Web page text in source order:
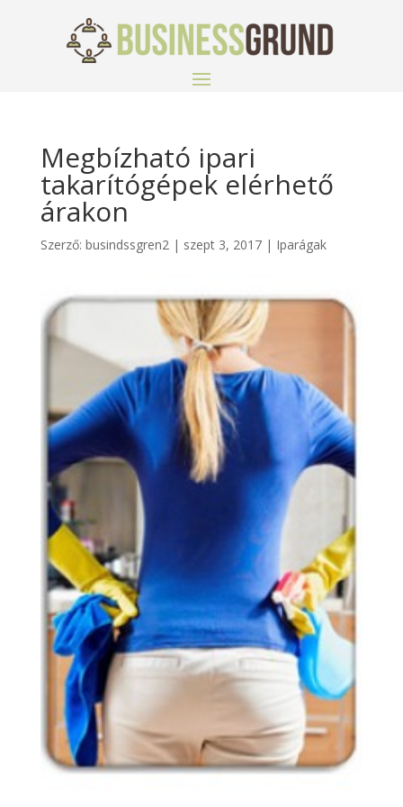
Megbízható ipari
takarítógépek elérhető
árakon
Szerző: busindssgren2| szept 3, 2017| Iparágak